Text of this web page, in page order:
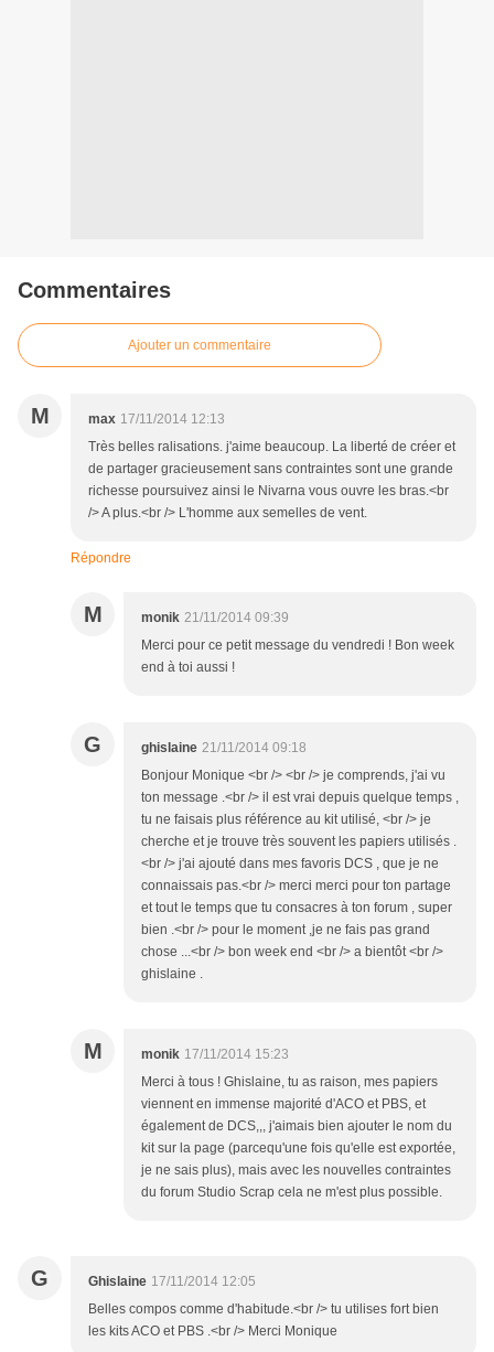
Commentaires
Ajouter un commentaire
M max 17/11/2014 12:13
Très belles ralisations. j'aime beaucoup. La liberté de créer et
de partager gracieusement sans contraintes sont une grande
richesse poursuivez ainsi le Nivarna vous ouvre les bras.<br
/> A plus.<br /> L'homme aux semelles de vent.
Répondre
M monik 21/11/2014 09:39
Merci pour ce petit message du vendredi ! Bon week
end à toi aussi !
G ghislaine 21/11/2014 09:18
Bonjour Monique <br /> <br /> je comprends, j'ai vu
ton message .<br /> il est vrai depuis quelque temps ,
tu ne faisais plus référence au kit utilisé, <br /> je
cherche et je trouve très souvent les papiers utilisés .
<br /> j'ai ajouté dans mes favoris DCS , que je ne
connaissais pas.<br /> merci merci pour ton partage
et tout le temps que tu consacres à ton forum , super
bien .<br /> pour le moment ,je ne fais pas grand
chose ...<br /> bon week end <br /> a bientôt <br />
ghislaine .
M monik 17/11/2014 15:23
Merci à tous ! Ghislaine, tu as raison, mes papiers
viennent en immense majorité d'ACO et PBS, et
également de DCS,,, j'aimais bien ajouter le nom du
kit sur la page (parcequ'une fois qu'elle est exportée,
je ne sais plus), mais avec les nouvelles contraintes
du forum Studio Scrap cela ne m'est plus possible.
G Ghislaine 17/11/2014 12:05
Belles compos comme d'habitude.<br /> tu utilises fort bien
les kits ACO et PBS .<br /> Merci Monique